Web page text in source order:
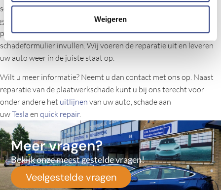
Weigeren
schade voor u repareren of vervangen. Onze ervaren monteurs
garanderen kwaliteit, professionaliteit en veiligheid. U kunt uw
plaatwerkschade bij ons melden, waarna we samen het
schadeformulier invullen. Wij voeren de reparatie uit en leveren
uw auto weer in de juiste staat op.
Wilt u meer informatie? Neemt u dan contact met ons op. Naast
reparatie van de plaatwerkschade kunt u bij ons terecht voor
onder andere het uitlijnen van uw auto, schade aan
uwTesla en quick repair.
Meer vragen?
Bekijk onze meest gestelde vragen!
Veelgestelde vragen